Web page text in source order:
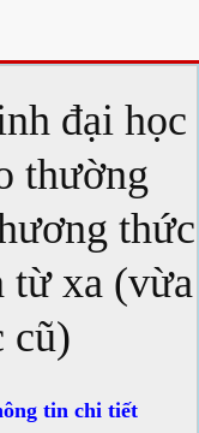
đại học
thường
thức
từ xa (vừa
cũ)
tin chi tiết